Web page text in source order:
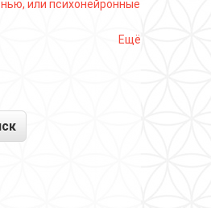
или психонейронные
Ещё